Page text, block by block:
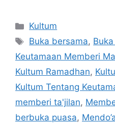
Categories
Kultum
Tags
Buka bersama,
Keutamaan Memberi
Kultum Ramadhan,
Kultum Tentang
memberi ta'jilan,
berbuka puasa,